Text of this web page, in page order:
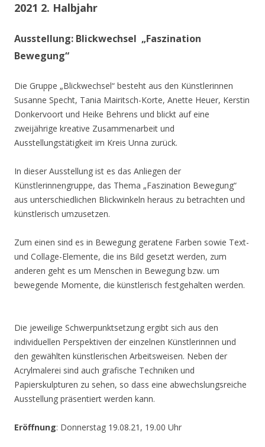
2021 2. Halbjahr
Ausstellung: Blickwechsel „Faszination
Bewegung“
Die Gruppe „Blickwechsel“ besteht aus den Künstlerinnen
Susanne Specht, Tania Mairitsch-Korte, Anette Heuer, Kerstin
Donkervoort und Heike Behrens und blickt auf eine
zweijährige kreative Zusammenarbeit und
Ausstellungstätigkeit im Kreis Unna zurück.
In dieser Ausstellung ist es das Anliegen der
Künstlerinnengruppe, das Thema „Faszination Bewegung“
aus unterschiedlichen Blickwinkeln heraus zu betrachten und
künstlerisch umzusetzen.
Zum einen sind es in Bewegung geratene Farben sowie Text-
und Collage-Elemente, die ins Bild gesetzt werden, zum
anderen geht es um Menschen in Bewegung bzw. um
bewegende Momente, die künstlerisch festgehalten werden.
Die jeweilige Schwerpunktsetzung ergibt sich aus den
individuellen Perspektiven der einzelnen Künstlerinnen und
den gewählten künstlerischen Arbeitsweisen. Neben der
Acrylmalerei sind auch grafische Techniken und
Papierskulpturen zu sehen, so dass eine abwechslungsreiche
Ausstellung präsentiert werden kann.
Eröffnung: Donnerstag 19.08.21, 19.00 Uhr